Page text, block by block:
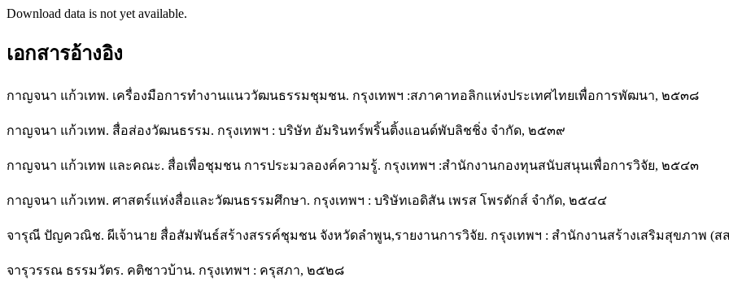
Download data is not yet available.
เอกสารอ้างอิง
กาญจนา แก้วเทพ. เครื่องมือการทำงานแนววัฒนธรรมชุมชน. กรุงเทพฯ :สภาคาทอลิกแห่งประเทศไทยเพื่อการพัฒนา, ๒๕๓๘
กาญจนา แก้วเทพ. สื่อส่องวัฒนธรรม. กรุงเทพฯ : บริษัท อัมรินทร์พริ้นติ้งแอนด์พับลิชชิ่ง จำกัด, ๒๕๓๙
กาญจนา แก้วเทพ และคณะ. สื่อเพื่อชุมชน การประมวลองค์ความรู้. กรุงเทพฯ :สำนักงานกองทุนสนับสนุนเพื่อการวิจัย, ๒๕๔๓
กาญจนา แก้วเทพ. ศาสตร์แห่งสื่อและวัฒนธรรมศึกษา. กรุงเทพฯ : บริษัทเอดิสัน เพรส โพรดักส์ จำกัด, ๒๕๔๔
จารุณี ปัญควณิช. ผีเจ้านาย สื่อสัมพันธ์สร้างสรรค์ชุมชน จังหวัดลำพูน,รายงานการวิจัย. กรุงเทพฯ : สำนักงานสร้างเสริมสุขภาพ (ส
จารุวรรณ ธรรมวัตร. คติชาวบ้าน. กรุงเทพฯ : ครุสภา, ๒๕๒๘